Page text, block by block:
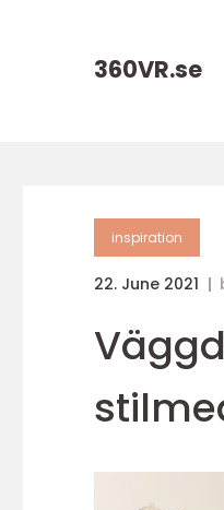
360VR.se
inspiration
22. June 2021